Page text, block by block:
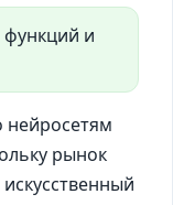
функций и
нейросетям
рынок